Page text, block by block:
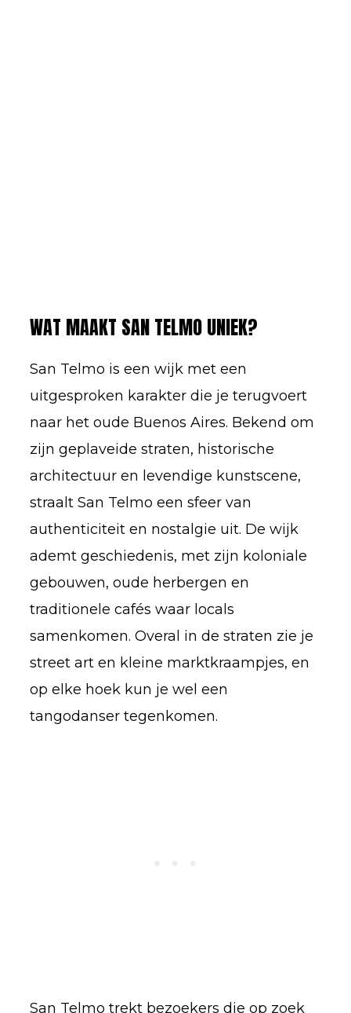
WAT MAAKT SAN TELMO UNIEK?
San Telmo is een wijk met een
uitgesproken karakter die je terugvoert
naar het oude Buenos Aires. Bekend om
zijn geplaveide straten, historische
architectuur en levendige kunstscene,
straalt San Telmo een sfeer van
authenticiteit en nostalgie uit. De wijk
ademt geschiedenis, met zijn koloniale
gebouwen, oude herbergen en
traditionele cafés waar locals
samenkomen. Overal in de straten zie je
street art en kleine marktkraampjes, en
op elke hoek kun je wel een
tangodanser tegenkomen.
San Telmo trekt bezoekers die op zoek